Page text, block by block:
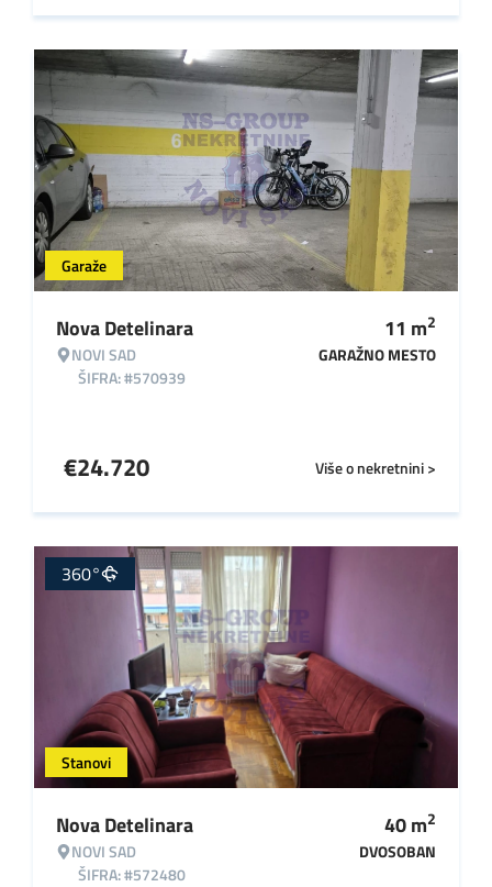
Garaže
Nova Detelinara
NOVI SAD
ŠIFRA: #570939
11 m2
GARAŽNO MESTO
Više o nekretnini >
€24.720
Stanovi
360°
Nova Detelinara
NOVI SAD
ŠIFRA: #572480
40m2
DVOSOBAN